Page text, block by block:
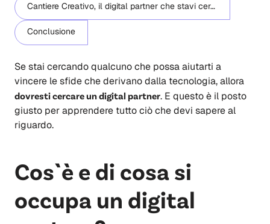
Cantiere Creativo, il digital partner che stavi cercando
Conclusione
Se stai cercando qualcuno che possa aiutarti a
vincere le sfide che derivano dalla tecnologia, allora
dovresti cercare un digital partner. E questo è il posto
giusto per apprendere tutto ciò che devi sapere al
riguardo.
Cos`è e di cosa si
occupa un digital